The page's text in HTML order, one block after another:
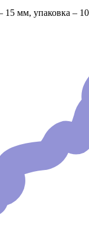
15 мм, упаковка –